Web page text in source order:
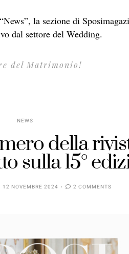
la sezione di
dal settore del Wedding.
del Matrimonio!
NEWS
della
sulla 15°
12 NOVEMBRE 2024 2 COMMENTS